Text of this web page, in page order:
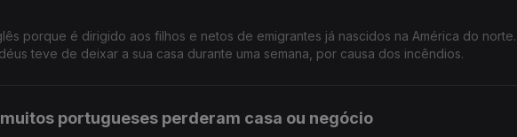
porque é dirigido aos filhos e netos de emigrantes já nascidos na América do norte.
teve de deixar a sua casa durante uma semana, por causa dos incêndios.
portugueses perderam casa ou negócio